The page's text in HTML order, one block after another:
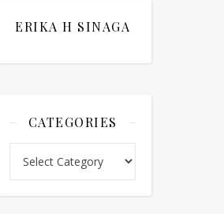
ERIKA H SINAGA
CATEGORIES